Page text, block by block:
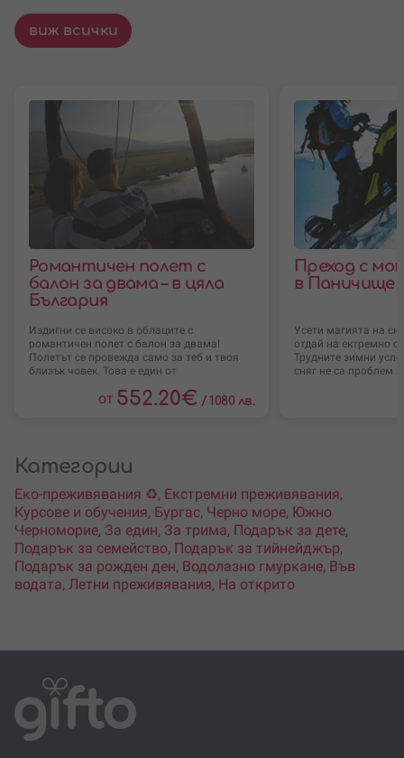
виж всички
Романтичен полет с
балон за двама – в цяла
България
Издигни се високо в облаците с
романтичен полет с балон за двама!
Полетът се провежда само за теб и твоя
близък човек. Това е един от
от 552.20€ / 1080 лв.
Преход с
в Паничище
Усети магията на
отдай на ектремно
Трудните зимни
сняг не са проблем
Категории
Еко-преживявания ♻️, Екстремни преживявания,
Курсове и обучения, Бургас, Черно море, Южно
Черноморие, За един, За трима, Подарък за дете,
Подарък за семейство, Подарък за тийнейджър,
Подарък за рожден ден, Водолазно гмуркане, Във
водата, Летни преживявания, На открито